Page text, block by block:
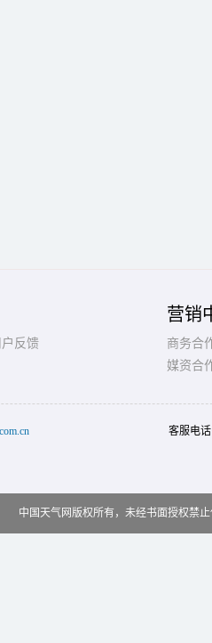
户反馈
营销
商务合
媒资合
客服电
中国天气网版权所有，未经书面授权